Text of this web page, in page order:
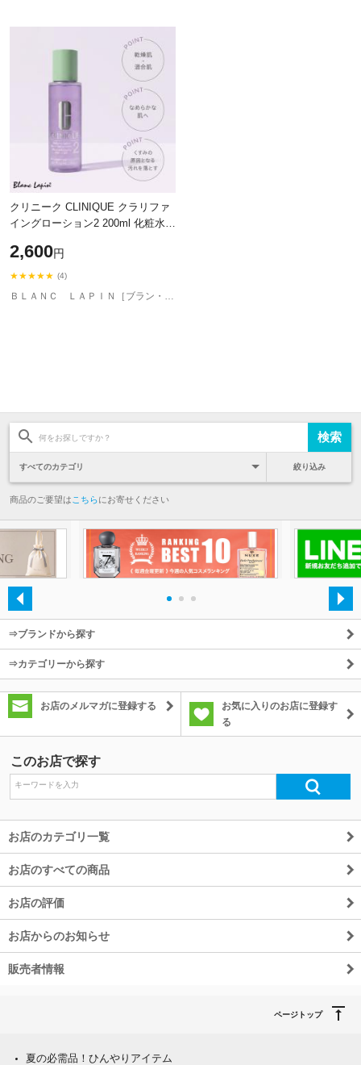
クリニーク CLINIQUE クラリファ
イングローション2 200ml 化粧水
キャンペーン〕
2,600円
★★★★★ (4)
ＢＬＡＮＣ ＬＡＰＩＮ［ブラン・ラパン］
絞り込み
商品のご要望は こちらにお寄せください
⇒ブランドから探す
⇒カテゴリーから探す
お店のメルマガに登録する
お気に入りのお店に登録す
る
このお店で探す
お店のカテゴリ一覧
お店のすべての商品
お店の評価
お店からのお知らせ
販売者情報
ページトップ
夏の必需品！ひんやりアイテム